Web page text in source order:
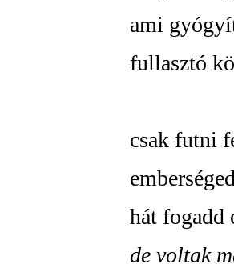
ami
fullasztó
csak futni
hát
de voltak